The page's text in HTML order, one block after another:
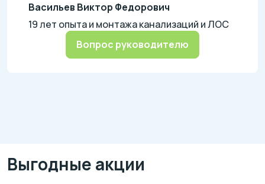
Васильев Виктор Федорович
19 лет опыта и монтажа канализаций и ЛОС
Вопрос руководителю
Выгодные акции